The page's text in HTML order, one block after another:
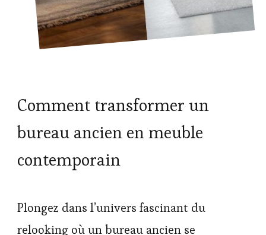
Comment transformer un
bureau ancien en meuble
contemporain
Plongez dans l’univers fascinant du
relooking où un bureau ancien se